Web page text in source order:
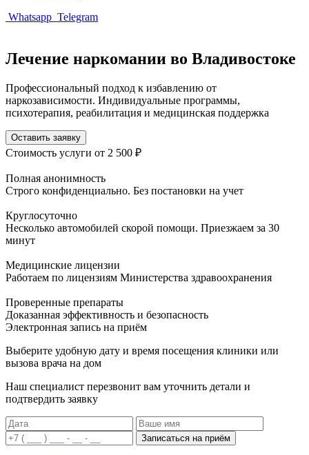
Whatsapp Telegram
Лечение наркомании во Владивостоке
Профессиональный подход к избавлению от
наркозависимости. Индивидуальные программы,
психотерапия, реабилитация и медицинская поддержка
Оставить заявку
Стоимость услуги от 2 500 ₽
Полная анонимность
Строго конфиденциально. Без постановки на учет
Круглосуточно
Несколько автомобилей скорой помощи. Приезжаем за 30
минут
Медицинские лицензии
Работаем по лицензиям Министерства здравоохранения
Проверенные препараты
Доказанная эффективность и безопасность
Электронная запись на приём
Выберите удобную дату и время посещения клиники или
вызова врача на дом
Наш специалист перезвонит вам уточнить детали и
подтвердить заявку
Записаться на приём